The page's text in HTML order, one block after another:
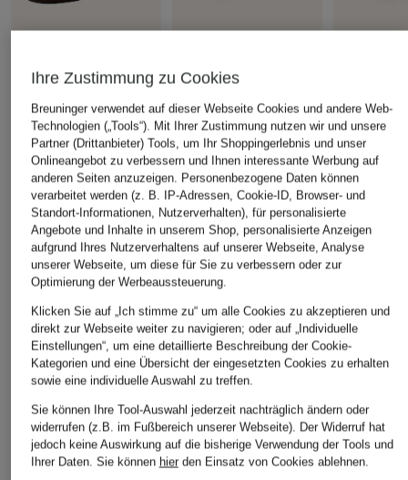
GANT
Ballerinas CHADII
69,99 €
Bestpreis:109,95 €
INUOVO
Ballerinas
89,99 €
Bestpreis:80,99 €
Ursprünglich:110 €
Aeyde
Mary-Jane-
UMA
209,99 €
Bestpreis:
ÄHNLICHE ARTIKEL ENTDECKEN
Ihre Zustimmung zu Cookies
Breuninger verwendet auf dieser Webseite Cookies und andere Web-
Technologien („Tools“). Mit Ihrer Zustimmung nutzen wir und unsere
Partner (Drittanbieter) Tools, um Ihr Shoppingerlebnis und unser
Onlineangebot zu verbessern und Ihnen interessante Werbung auf
anderen Seiten anzuzeigen. Personenbezogene Daten können
verarbeitet werden (z. B. IP-Adressen, Cookie-ID, Browser- und
Standort-Informationen, Nutzerverhalten), für personalisierte
Angebote und Inhalte in unserem Shop, personalisierte Anzeigen
aufgrund Ihres Nutzerverhaltens auf unserer Webseite, Analyse
unserer Webseite, um diese für Sie zu verbessern oder zur
Optimierung der Werbeaussteuerung.
Klicken Sie auf „Ich stimme zu“ um alle Cookies zu akzeptieren und
direkt zur Webseite weiter zu navigieren; oder auf „Individuelle
Einstellungen“, um eine detaillierte Beschreibung der Cookie-
Kategorien und eine Übersicht der eingesetzten Cookies zu erhalten
sowie eine individuelle Auswahl zu treffen.
Sie können Ihre Tool-Auswahl jederzeit nachträglich ändern oder
widerrufen (z.B. im Fußbereich unserer Webseite). Der Widerruf hat
jedoch keine Auswirkung auf die bisherige Verwendung der Tools und
Ihrer Daten. Sie können hierden Einsatz von Cookies ablehnen.